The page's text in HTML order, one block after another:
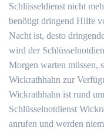
Schlüsseldienst nicht
benötigt dringend Hilfe
Nacht ist, desto
wird der
Morgen warten müssen,
Wickrathhahn zur
Wickrathhahn ist rund
Schlüsselnotdienst
anrufen und werden